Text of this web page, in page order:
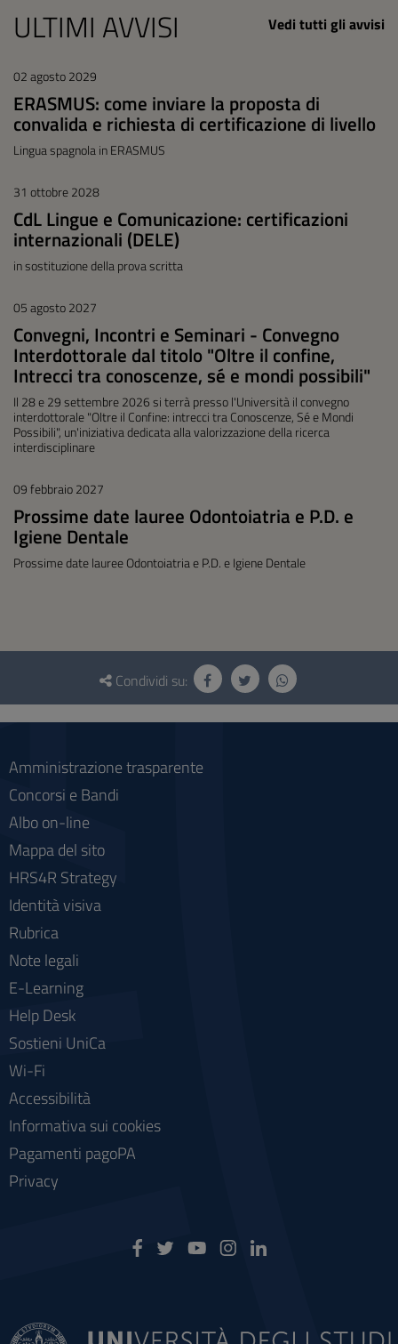
ULTIMI AVVISI Vedi tutti gli avvisi
02 agosto 2029
ERASMUS: come inviare la proposta di
convalida e richiesta di certificazione di livello
Lingua spagnola in ERASMUS
31 ottobre 2028
CdL Lingue e Comunicazione: certificazioni
internazionali (DELE)
in sostituzione della prova scritta
05 agosto 2027
Convegni, Incontri e Seminari - Convegno
Interdottorale dal titolo "Oltre il confine,
Intrecci tra conoscenze, sé e mondi possibili"
Il 28 e 29 settembre 2026 si terrà presso l'Università il convegno
interdottorale "Oltre il Confine: intrecci tra Conoscenze, Sé e Mondi
Possibili", un'iniziativa dedicata alla valorizzazione della ricerca
interdisciplinare
09 febbraio 2027
Prossime date lauree Odontoiatria e P.D. e
Igiene Dentale
Prossime date lauree Odontoiatria e P.D. e Igiene Dentale
Questionario
social
Condividi su:
Amministrazione trasparente
Concorsi e Bandi
Albo on-line
Mappa del sito
HRS4R Strategy
Identità visiva
Rubrica
Note legali
E-Learning
Help Desk
Sostieni UniCa
Wi-Fi
Accessibilità
Informativa sui cookies
Pagamenti pagoPA
Privacy